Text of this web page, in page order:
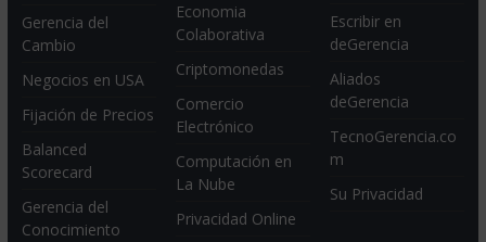
Gerencia del
Cambio
Negocios en USA
Fijación de Precios
Balanced
Scorecard
Gerencia del
Conocimiento
Economia
Colaborativa
Criptomonedas
Comercio
Electrónico
Computación en
La Nube
Privacidad Online
Escribir en
deGerencia
Aliados
deGerencia
TecnoGerencia.co
m
Su Privacidad